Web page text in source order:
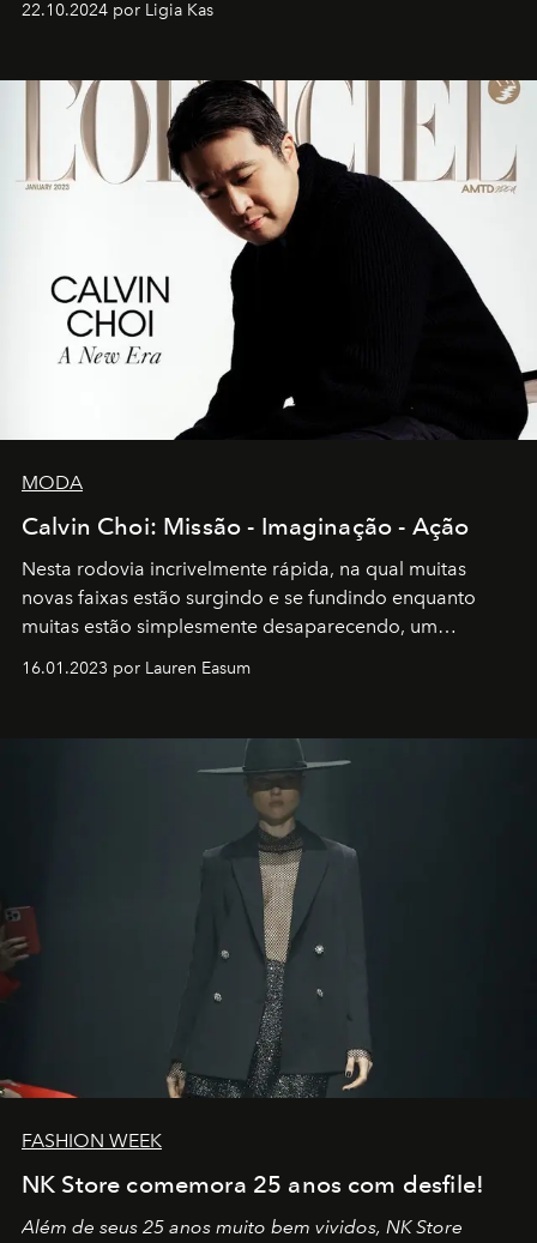
22.10.2024 por Ligia Kas
MODA
Calvin Choi: Missão - Imaginação - Ação
Nesta rodovia incrivelmente rápida, na qual muitas
novas faixas estão surgindo e se fundindo enquanto
muitas estão simplesmente desaparecendo, um
transportador AMTD abrindo caminho para muitos
por propósitos, com um claro senso de missão na vida e
16.01.2023 por Lauren Easum
FASHION WEEK
NK Store comemora 25 anos com desfile!
Além de seus 25 anos muito bem vividos, NK Store